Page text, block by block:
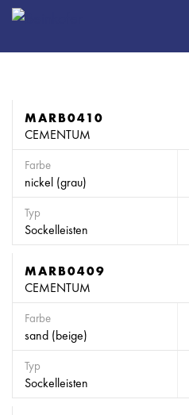
MARB0410
CEMENTUM
Farbe
nickel (grau)
Typ
Sockelleisten
MARB0409
CEMENTUM
Farbe
sand (beige)
Typ
Sockelleisten